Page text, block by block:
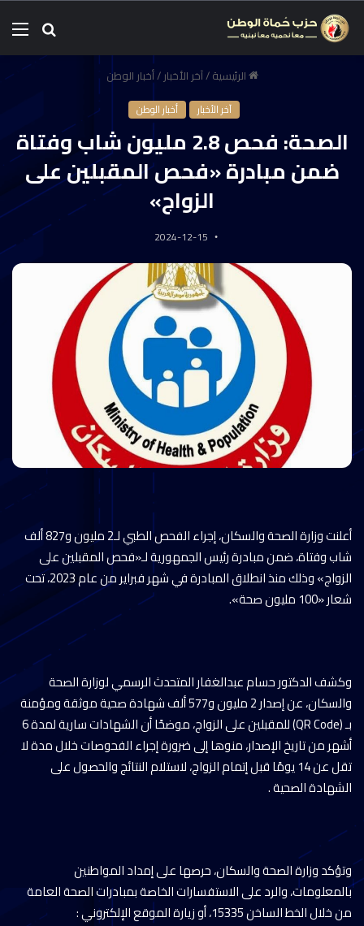
الرئيسية/آخر الأخبار/أخبار الوطن
آخر الأخبار أخبار الوطن
الصحة: فحص 2.8 مليون شاب وفتاة
ضمن مبادرة «فحص المقبلين على
الزواج»
2024-12-15
أعلنت وزارة الصحة والسكان، إجراء الفحص الطبي لـ2 مليون و827 ألف
شاب وفتاة، ضمن مبادرة رئيس الجمهورية لـ«فحص المقبلين على
الزواج» وذلك منذ انطلاق المبادرة في شهر فبراير من عام 2023، تحت
شعار «100 مليون صحة».
وكشف الدكتور حسام عبدالغفار المتحدث الرسمي لوزارة الصحة
والسكان، عن إصدار 2 مليون و577 ألف شهادة صحية موثقة ومؤمنة
بـ (QR Code) للمقبلين على الزواج، موضحًا أن الشهادات سارية لمدة 6
أشهر من تاريخ الإصدار، منوها إلى ضرورة إجراء الفحوصات خلال مدة لا
تقل عن 14 يومًا قبل إتمام الزواج، لاستلام النتائج والحصول على
الشهادة الصحية .
وتؤكد وزارة الصحة والسكان، حرصها على إمداد المواطنين
بالمعلومات، والرد على الاستفسارات الخاصة بمبادرات الصحة العامة
من خلال الخط الساخن 15335، أو زيارة الموقع الإلكتروني :